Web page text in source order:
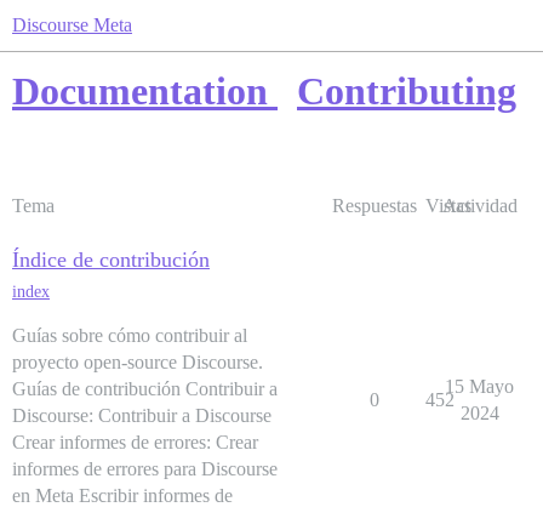
Discourse Meta
Documentation Contributing
Tema Respuestas Vistas
Actividad
Índice de contribución
index
Guías sobre cómo contribuir al
proyecto open-source Discourse.
Guías de contribución Contribuir a
Discourse: Contribuir a Discourse
Crear informes de errores: Crear
informes de errores para Discourse
en Meta Escribir informes de
0 452
15 Mayo
2024